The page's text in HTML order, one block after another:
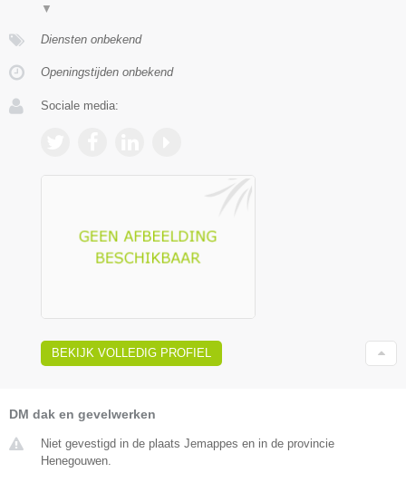
▼
Diensten onbekend
Openingstijden onbekend
Sociale media:
BEKIJK VOLLEDIG PROFIEL
DM dak en gevelwerken
Niet gevestigd in de plaats Jemappes en in de provincie
Henegouwen.